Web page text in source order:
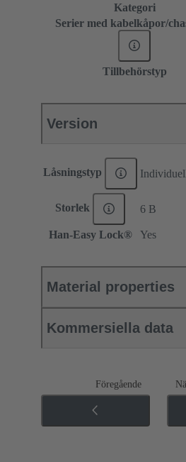
Kategori
Serier med kabelkåpor/
Tillbehörstyp
Version
Låsningstyp
Storlek 6 B
Han-Easy Lock® Yes
Material properties
Kommersiella data
Föregående